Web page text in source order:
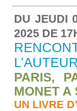
DU JEUDI
2025 DE 17
L’AUTEUR
PARIS,
MONET A
UN LIVRE